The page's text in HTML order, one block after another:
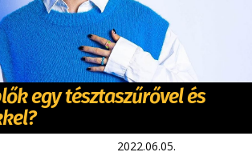
egy tésztaszűrővel és
2022.06.05.